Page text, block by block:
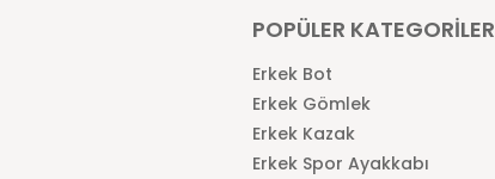
POPÜLER KATEGORİLER
Erkek Bot
Erkek Gömlek
Erkek Kazak
Erkek Spor Ayakkabı